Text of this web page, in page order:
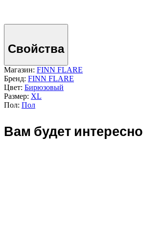
Свойства
Магазин: FINN FLARE
Бренд: FINN FLARE
Цвет: Бирюзовый
Размер: XL
Пол: Пол
Вам будет интересно